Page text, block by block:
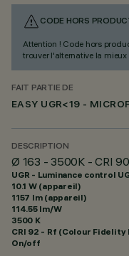
CODE HORS
Attention ! Code hors
trouver l'alternative la
FAIT PARTIE DE
EASY UGR<19 -
DESCRIPTION
Ø 163 - 3500K - CRI
UGR - Luminance control
10.1 W (appareil)
1157 lm (appareil)
114.55 lm/W
3500 K
CRI 92 - Rf (Colour Fidelity
On/off